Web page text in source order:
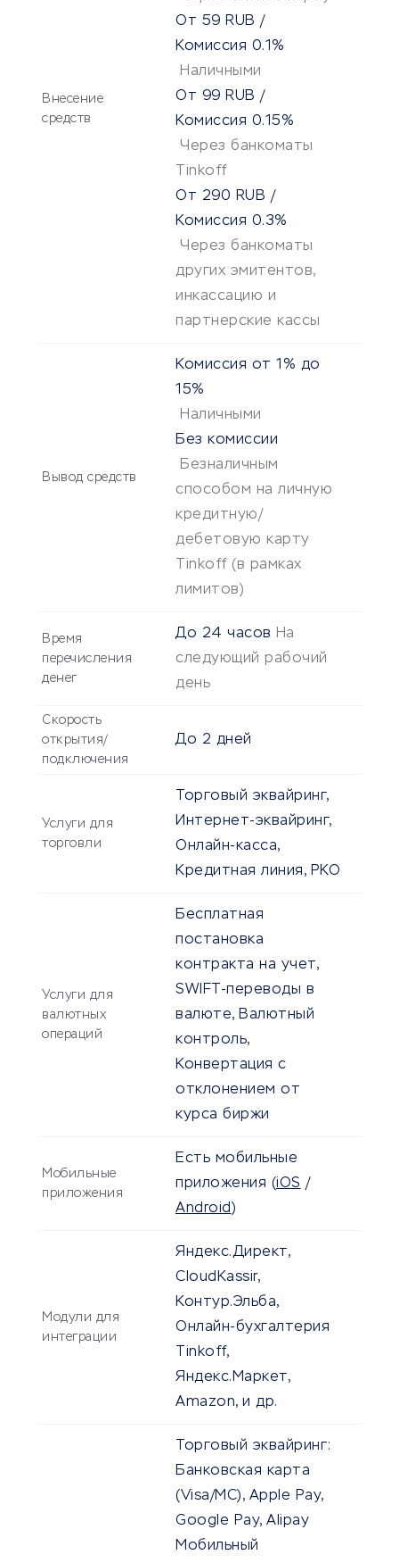
Внесение
средств
От 59 RUB /
Комиссия 0.1%
Наличными
От 99 RUB /
Комиссия 0.15%
Через банкоматы
Tinkoff
От 290 RUB /
Комиссия 0.3%
Через банкоматы
других эмитентов,
инкассацию и
партнерские кассы
Вывод средств
Комиссия от 1% до
15%
Наличными
Без комиссии
Безналичным
способом на личную
кредитную/
дебетовую карту
Tinkoff (в рамках
лимитов)
Время
перечисления
денег
До 24 часов На
следующий рабочий
день
Скорость
открытия/
подключения
До 2 дней
Услуги для
торговли
Торговый эквайринг,
Интернет-эквайринг,
Онлайн-касса,
Кредитная линия, РКО
Услуги для
валютных
операций
Бесплатная
постановка
контракта на учет,
SWIFT-переводы в
валюте, Валютный
контроль,
Конвертация с
отклонением от
курса биржи
Мобильные
приложения
Есть мобильные
приложения (iOS /
Android)
Модули для
интеграции
Яндекс.Директ,
CloudKassir,
Контур.Эльба,
Онлайн-бухгалтерия
Tinkoff,
Яндекс.Маркет,
Amazon, и др.
Торговый эквайринг:
Банковская карта
(Visa/MC), Apple Pay,
Google Pay, Alipay
Мобильный